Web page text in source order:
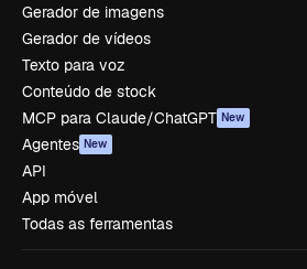
Gerador de imagens
Gerador de vídeos
Texto para voz
Conteúdo de stock
MCP para Claude/ChatGPT New
Agentes New
API
App móvel
Todas as ferramentas